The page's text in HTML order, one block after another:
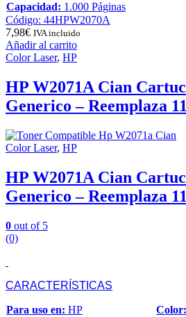
Capacidad: 1.000 Páginas
Código: 44HPW2070A
7,98€ IVA incluido
Añadir al carrito
Color Laser, HP
HP W2071A Cian
Generico – Reemplaza
Color Laser, HP
HP W2071A Cian
Generico – Reemplaza
0 out of 5
(0)
CARACTERÍSTICAS
Para uso en: HP Color: